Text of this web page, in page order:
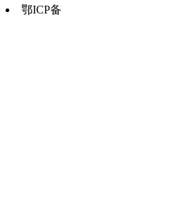
鄂ICP备